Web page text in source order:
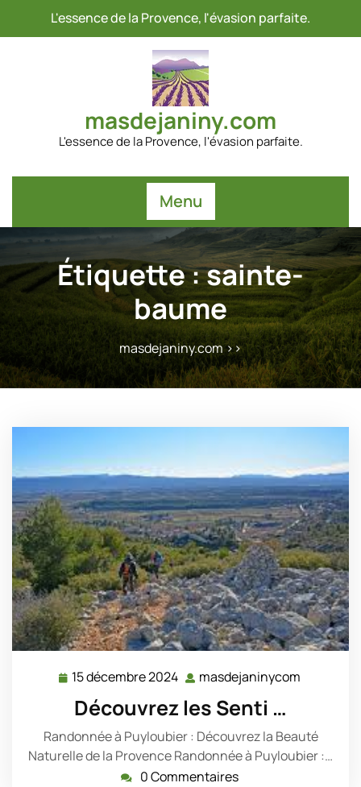
L'essence de la Provence, l'évasion parfaite.
masdejaniny.com
L'essence de la Provence, l'évasion parfaite.
Menu
Étiquette :sainte-
baume
masdejaniny.com>>
15 décembre 2024 15
décembre
2024
masdejaninycom
Découvrez les Senti …
Randonnée à Puyloubier : Découvrez la Beauté
Naturelle de la Provence Randonnée à Puyloubier :…
0 Commentaires